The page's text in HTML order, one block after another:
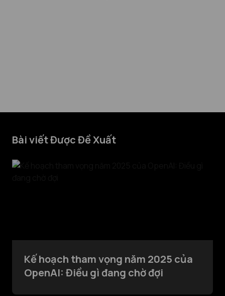
Bài viết Được Đề Xuất
Kế hoạch tham vọng năm 2025 của
OpenAI: Điều gì đang chờ đợi